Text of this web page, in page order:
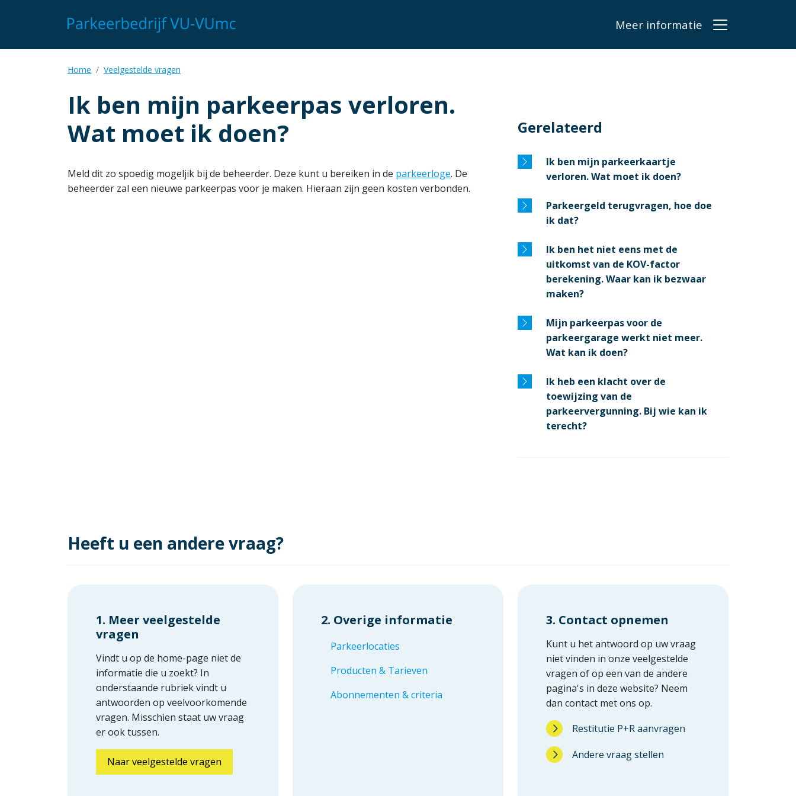
de
Meer informatie
Kruimelpad
Home Veelgestelde vragen
Ik ben mijn parkeerpas verloren.
Wat moet ik doen?
Meld dit zo spoedig mogeljik bij de beheerder. Deze kunt u bereiken in de parkeerloge. De
beheerder zal een nieuwe parkeerpas voor je maken. Hieraan zijn geen kosten verbonden.
Gerelateerd
Ik ben mijn parkeerkaartje
verloren. Wat moet ik doen?
Parkeergeld terugvragen, hoe doe
ik dat?
Ik ben het niet eens met de
uitkomst van de KOV-factor
berekening. Waar kan ik bezwaar
maken?
Mijn parkeerpas voor de
parkeergarage werkt niet meer.
Wat kan ik doen?
Ik heb een klacht over de
toewijzing van de
parkeervergunning. Bij wie kan ik
terecht?
Heeft u een andere vraag?
1. Meer veelgestelde
vragen
Vindt u op de home-page niet de
informatie die u zoekt? In
onderstaande rubriek vindt u
antwoorden op veelvoorkomende
vragen. Misschien staat uw vraag
er ook tussen.
Naar veelgestelde vragen
2. Overige informatie
Parkeerlocaties
Producten & Tarieven
Abonnementen & criteria
3. Contact opnemen
Kunt u het antwoord op uw vraag
niet vinden in onze veelgestelde
vragen of op een van de andere
pagina's in deze website? Neem
dan contact met ons op.
Restitutie P+R aanvragen
Andere vraag stellen